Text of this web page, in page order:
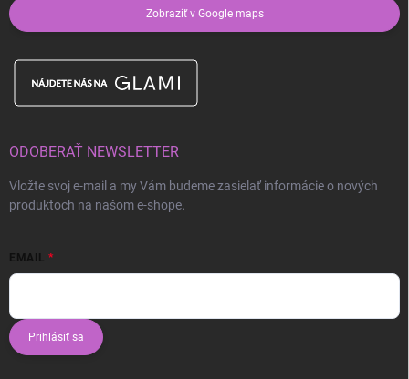
Zobraziť v Google maps
ODOBERAŤ NEWSLETTER
Vložte svoj e-mail a my Vám budeme zasielať informácie o nových
produktoch na našom e-shope.
EMAIL
Prihlásiť sa